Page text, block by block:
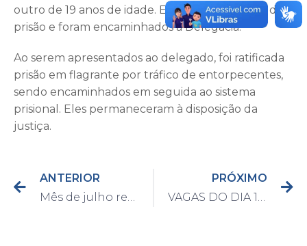
outro de 19 anos de idade. Eles receberam voz de
prisão e foram encaminhados à Delegacia.
Ao serem apresentados ao delegado, foi ratificada
prisão em flagrante por tráfico de entorpecentes,
sendo encaminhados em seguida ao sistema
prisional. Eles permaneceram à disposição da
justiça.
ANTERIOR
Mês de julho registra quase 300 doações de mudas do Viveiro Municipal
PRÓXIMO
VAGAS DO DIA 10/08/2021